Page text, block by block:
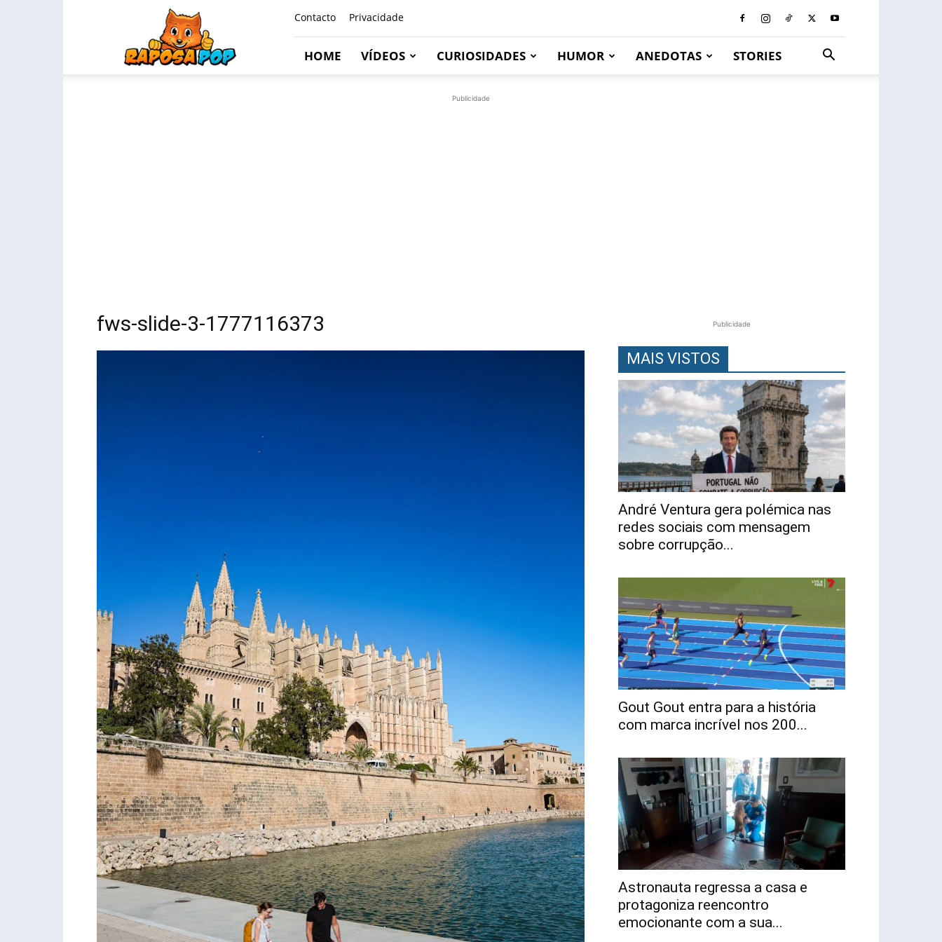
Contacto Privacidade
HOME VÍDEOS CURIOSIDADES HUMOR ANEDOTAS STORIES
Publicidade
fws-slide-3-1777116373 Publicidade
MAIS VISTOS
André Ventura gera polémica nas
redes sociais com mensagem
sobre corrupção...
Gout Gout entra para a história
com marca incrível nos 200...
Astronauta regressa a casa e
protagoniza reencontro
emocionante com a sua...